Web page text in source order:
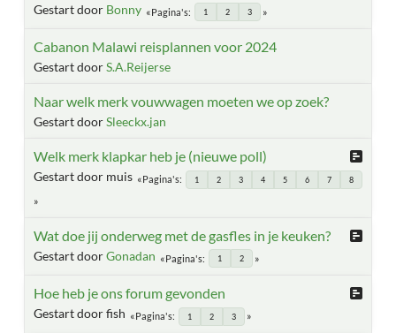
Gestart door Bonny Pagina's 1 2 3
Cabanon Malawi reisplannen voor 2024
Gestart doorS.A.Reijerse
Naar welk merk vouwwagen moeten we op zoek?
Gestart doorSleeckx.jan
Welk merk klapkar heb je (nieuwe poll)
Gestart door muis Pagina's 1 2 3 4 5 6 7 8
Wat doe jij onderweg met de gasfles in je keuken?
Gestart doorGonadan Pagina's 1 2
Hoe heb je ons forum gevonden
Gestart door fish Pagina's 1 2 3